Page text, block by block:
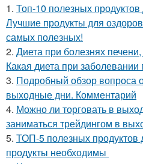
1. Топ-10 полезных
Лучшие продукты для
самых полезных!
2. Диета при болезнях
Какая диета при заболевании
3. Подробный обзор вопроса
выходные дни. Комментарий
4. Можно ли торговать в
заниматься трейдингом в
5. ТОП-5 полезных
продукты необходимы